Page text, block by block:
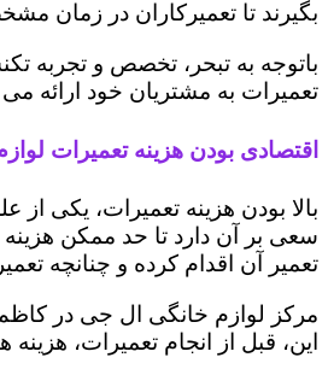
بگیرند تا تعمیرکاران در
باتوجه به تبحر، تخصص و تجربه
تعمیرات به مشتریان خود ارائه
اقتصادی بودن هزینه تعمیرات
بالا بودن هزینه تعمیرات، یکی
سعی بر آن دارد تا حد ممکن
تعمیر آن اقدام کرده و چنانچه
مرکز لوازم خانگی ال جی در کاظم
این، قبل از انجام تعمیرات،